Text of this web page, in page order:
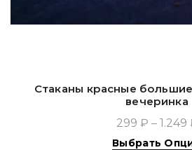
Стаканы красные
вечеринка
299 ₽ – 1.249
Выбрать